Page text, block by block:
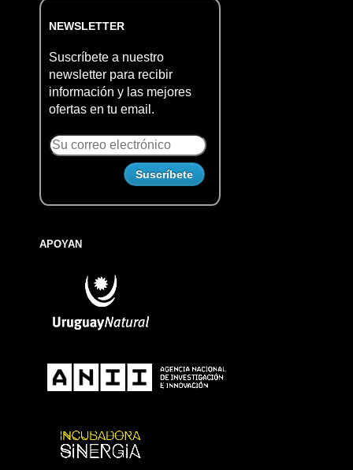
NEWSLETTER
Suscríbete a nuestro
newsletter para recibir
información y las mejores
ofertas en tu email.
APOYAN